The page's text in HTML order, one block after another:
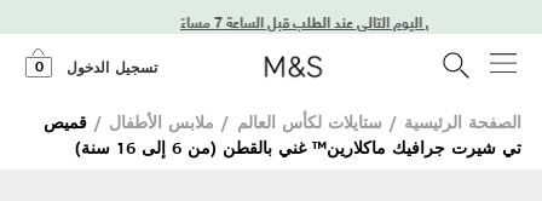
توصيل في اليوم التالي عند الطلب قبل الساعة 7 مساءً
تسجيل الدخول 0
الصفحة الرئيسية / ستايلات لكأس العالم / ملابس الأطفال / قميص
تي شيرت جرافيك ماكلارين™ غني بالقطن (من 6 إلى 16 سنة)